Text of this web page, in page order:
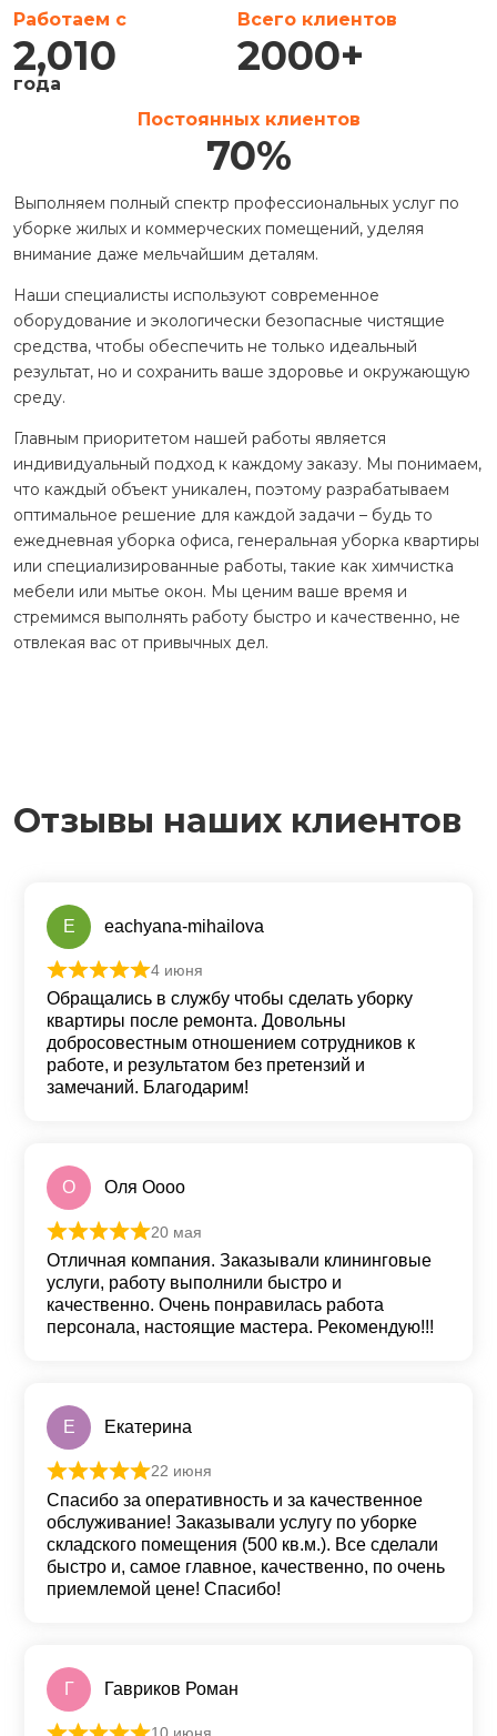
Работаем с
2,010
года
Всего клиентов
2000+
Постоянных клиентов
70%
Выполняем полный спектр профессиональных услуг по
уборке жилых и коммерческих помещений, уделяя
внимание даже мельчайшим деталям.
Наши специалисты используют современное
оборудование и экологически безопасные чистящие
средства, чтобы обеспечить не только идеальный
результат, но и сохранить ваше здоровье и окружающую
среду.
Главным приоритетом нашей работы является
индивидуальный подход к каждому заказу. Мы понимаем,
что каждый объект уникален, поэтому разрабатываем
оптимальное решение для каждой задачи – будь то
ежедневная уборка офиса, генеральная уборка квартиры
или специализированные работы, такие как химчистка
мебели или мытье окон. Мы ценим ваше время и
стремимся выполнять работу быстро и качественно, не
отвлекая вас от привычных дел.
Отзывы наших клиентов
E eachyana-mihailova
Оценка
4 июня
Обращались в службу чтобы сделать уборку
квартиры после ремонта. Довольны
добросовестным отношением сотрудников к
работе, и результатом без претензий и
замечаний. Благодарим!
О Оля Оооо
Оценка
20 мая
Отличная компания. Заказывали клининговые
услуги, работу выполнили быстро и
качественно. Очень понравилась работа
персонала, настоящие мастера. Рекомендую!!!
Е Екатерина
Оценка
22 июня
Спасибо за оперативность и за качественное
обслуживание! Заказывали услугу по уборке
складского помещения (500 кв.м.). Все сделали
быстро и, самое главное, качественно, по очень
приемлемой цене! Спасибо!
Г Гавриков Роман